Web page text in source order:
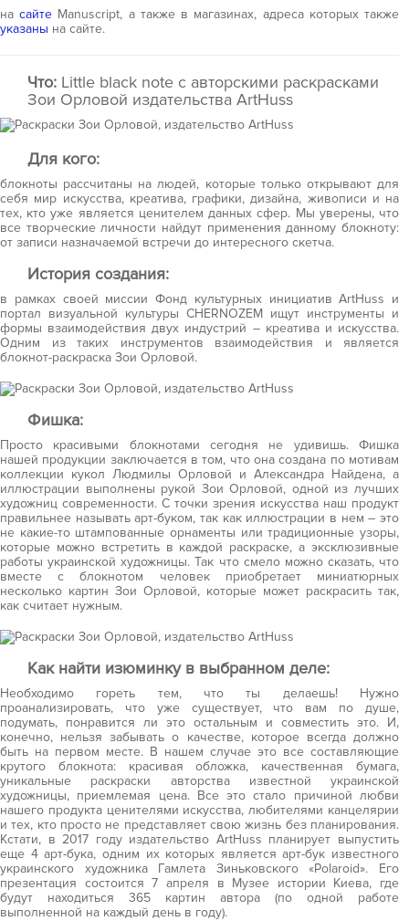
насайте Manuscript, а также в магазинах, адреса которых также
указаны на сайте.
Что: Little black note с авторскими раскрасками
Зои Орловой издательства ArtHuss
Для кого:
блокноты рассчитаны на людей, которые только открывают для
себя мир искусства, креатива, графики, дизайна, живописи и на
тех, кто уже является ценителем данных сфер. Мы уверены, что
все творческие личности найдут применения данному блокноту:
от записи назначаемой встречи до интересного скетча.
История создания:
в рамках своей миссии Фонд культурных инициатив ArtHuss и
портал визуальной культуры CHERNOZEM ищут инструменты и
формы взаимодействия двух индустрий – креатива и искусства.
Одним из таких инструментов взаимодействия и является
блокнот-раскраска Зои Орловой.
Фишка:
Просто красивыми блокнотами сегодня не удивишь. Фишка
нашей продукции заключается в том, что она создана по мотивам
коллекции кукол Людмилы Орловой и Александра Найдена, а
иллюстрации выполнены рукой Зои Орловой, одной из лучших
художниц современности. С точки зрения искусства наш продукт
правильнее называть арт-буком, так как иллюстрации в нем – это
не какие-то штампованные орнаменты или традиционные узоры,
которые можно встретить в каждой раскраске, а эксклюзивные
работы украинской художницы. Так что смело можно сказать, что
вместе с блокнотом человек приобретает миниатюрных
несколько картин Зои Орловой, которые может раскрасить так,
как считает нужным.
Как найти изюминку в выбранном деле:
Необходимо гореть тем, что ты делаешь! Нужно
проанализировать, что уже существует, что вам по душе,
подумать, понравится ли это остальным и совместить это. И,
конечно, нельзя забывать о качестве, которое всегда должно
быть на первом месте. В нашем случае это все составляющие
крутого блокнота: красивая обложка, качественная бумага,
уникальные раскраски авторства известной украинской
художницы, приемлемая цена. Все это стало причиной любви
нашего продукта ценителями искусства, любителями канцелярии
и тех, кто просто не представляет свою жизнь без планирования.
Кстати, в 2017 году издательство ArtHuss планирует выпустить
еще 4 арт-бука, одним их которых является арт-бук известного
украинского художника Гамлета Зиньковского «Polaroid». Его
презентация состоится 7 апреля в Музее истории Киева, где
будут находиться 365 картин автора (по одной работе
выполненной на каждый день в году).